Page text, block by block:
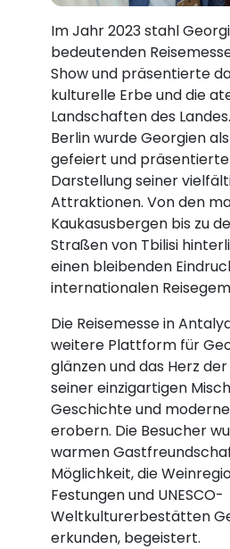
Im Jahr 2023 stahl
bedeutenden
Show und präsentierte
kulturelle Erbe und die
Landschaften des
Berlin wurde Georgien
gefeiert und
Darstellung seiner
Attraktionen. Von den
Kaukasusbergen bis zu
Straßen von Tbilisi
einen bleibenden
internationalen
Die Reisemesse in
weitere Plattform für
glänzen und das Herz
seiner einzigartigen
Geschichte und
erobern. Die Besucher
warmen
Möglichkeit, die
Festungen und UNESCO-
Weltkulturerbestätten
erkunden, begeistert.